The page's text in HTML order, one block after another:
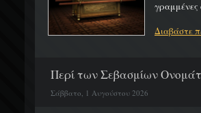
γραμμένες
Διαβάστε
Περί των Σεβασμίων
Σάββατο, 1 Αυγούστου 2026